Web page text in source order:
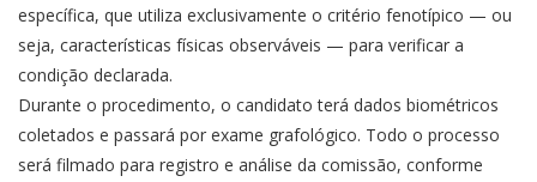
específica, que utiliza exclusivamente o critério fenotípico — ou
seja, características físicas observáveis — para verificar a
condição declarada.
Durante o procedimento, o candidato terá dados biométricos
coletados e passará por exame grafológico. Todo o processo
será filmado para registro e análise da comissão, conforme